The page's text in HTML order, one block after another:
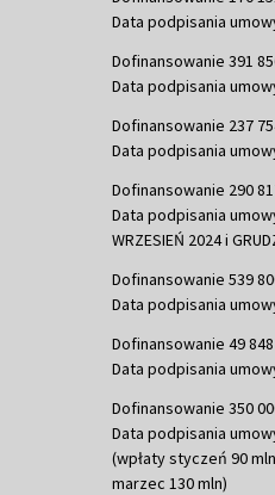
Data podpisania
Dofinansowanie 391
Data podpisania
Dofinansowanie 237
Data podpisania
Dofinansowanie 290
Data podpisania
WRZESIEŃ 2024 i
Dofinansowanie 539
Data podpisania
Dofinansowanie 49 848
Data podpisania
Dofinansowanie 350
Data podpisania
(wpłaty styczeń 90
marzec 130 mln)